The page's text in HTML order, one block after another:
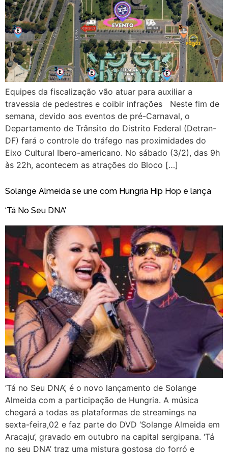
Equipes da fiscalização vão atuar para auxiliar a
travessia de pedestres e coibir infrações Neste fim de
semana, devido aos eventos de pré-Carnaval, o
Departamento de Trânsito do Distrito Federal (Detran-
DF) fará o controle do tráfego nas proximidades do
Eixo Cultural Ibero-americano. No sábado (3/2), das 9h
às 22h, acontecem as atrações do Bloco […]
Solange Almeida se une com Hungria Hip Hop e lança
‘Tá No Seu DNA’
‘Tá no Seu DNA’, é o novo lançamento de Solange
Almeida com a participação de Hungria. A música
chegará a todas as plataformas de streamings na
sexta-feira,02 e faz parte do DVD ‘Solange Almeida em
Aracaju’, gravado em outubro na capital sergipana. ‘Tá
no seu DNA’ traz uma mistura gostosa do forró e